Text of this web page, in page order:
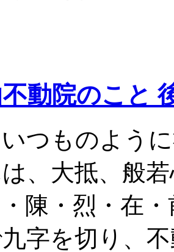
動院のこと
つものよう
、大抵、般
陳・烈・在
字を切り、